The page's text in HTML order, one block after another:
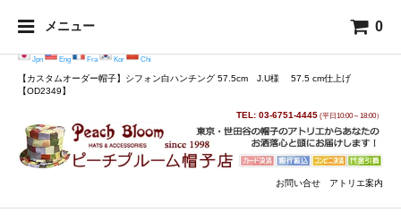
メニュー 0
Jpn Eng Fra Kor Chi
【カスタムオーダー帽子】シフォン白ハンチング 57.5cm J.U様 57.5 cm仕上げ
【OD2349】
TEL: 03-6751-4445 (平日10:00～18:00）
お問い合せ アトリエ案内